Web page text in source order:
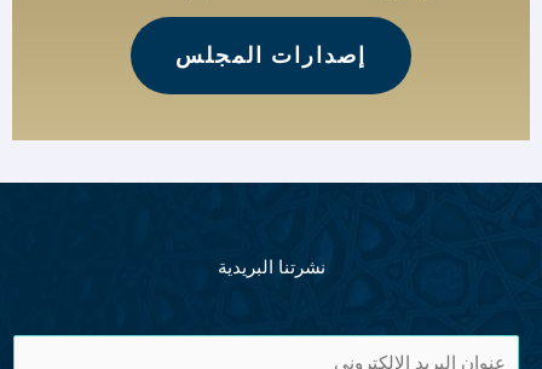
إصدارات المجلس
نشرتنا البريدية